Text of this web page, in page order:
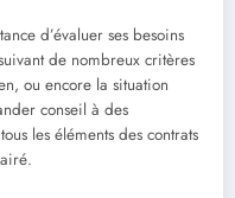
d’évaluer ses besoins
de nombreux critères
ou encore la situation
conseil à des
les éléments des contrats